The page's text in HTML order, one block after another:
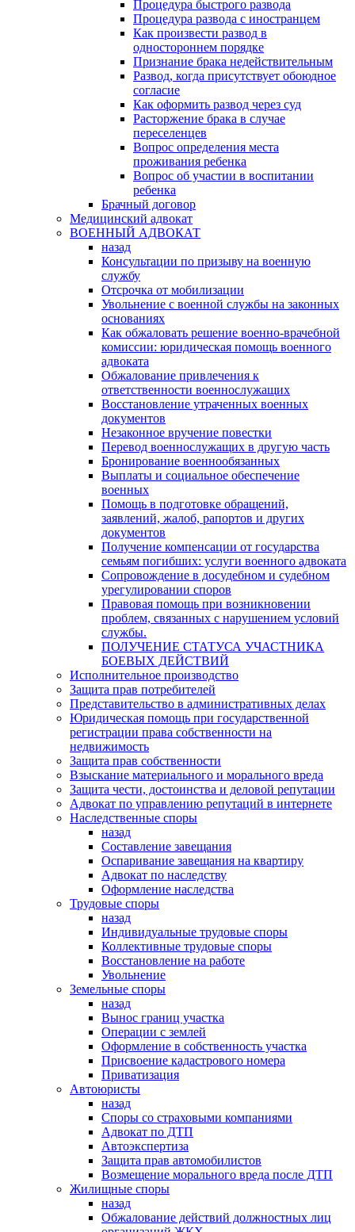
Процедура быстрого развода
Процедура развода с иностранцем
Как произвести развод в
одностороннем порядке
Признание брака недействительным
Развод, когда присутствует обоюдное
согласие
Как оформить развод через суд
Расторжение брака в случае
переселенцев
Вопрос определения места
проживания ребенка
Вопрос об участии в воспитании
ребенка
Брачный договор
Медицинский адвокат
ВОЕННЫЙ АДВОКАТ
назад
Консультации по призыву на военную
службу
Отсрочка от мобилизации
Увольнение с военной службы на законных
основаниях
Как обжаловать решение военно-врачебной
комиссии: юридическая помощь военного
адвоката
Обжалование привлечения к
ответственности военнослужащих
Восстановление утраченных военных
документов
Незаконное вручение повестки
Перевод военнослужащих в другую часть
Бронирование военнообязанных
Выплаты и социальное обеспечение
военных
Помощь в подготовке обращений,
заявлений, жалоб, рапортов и других
документов
Получение компенсации от государства
семьям погибших: услуги военного адвоката
Сопровождение в досудебном и судебном
урегулировании споров
Правовая помощь при возникновении
проблем, связанных с нарушением условий
службы.
ПОЛУЧЕНИЕ СТАТУСА УЧАСТНИКА
БОЕВЫХ ДЕЙСТВИЙ
Исполнительное производство
Защита прав потребителей
Представительство в административных делах
Юридическая помощь при государственной
регистрации права собственности на
недвижимость
Защита прав собственности
Взыскание материального и морального вреда
Защита чести, достоинства и деловой репутации
Адвокат по управлению репутаций в интернете
Наследственные споры
назад
Составление завещания
Оспаривание завещания на квартиру
Адвокат по наследству
Оформление наследства
Трудовые споры
назад
Индивидуальные трудовые споры
Коллективные трудовые споры
Восстановление на работе
Увольнение
Земельные споры
назад
Вынос границ участка
Операции с землей
Оформление в собственность участка
Присвоение кадастрового номера
Приватизация
Автоюристы
назад
Споры со страховыми компаниями
Адвокат по ДТП
Автоэкспертиза
Защита прав автомобилистов
Возмещение морального вреда после ДТП
Жилищные споры
назад
Обжалование действий должностных лиц